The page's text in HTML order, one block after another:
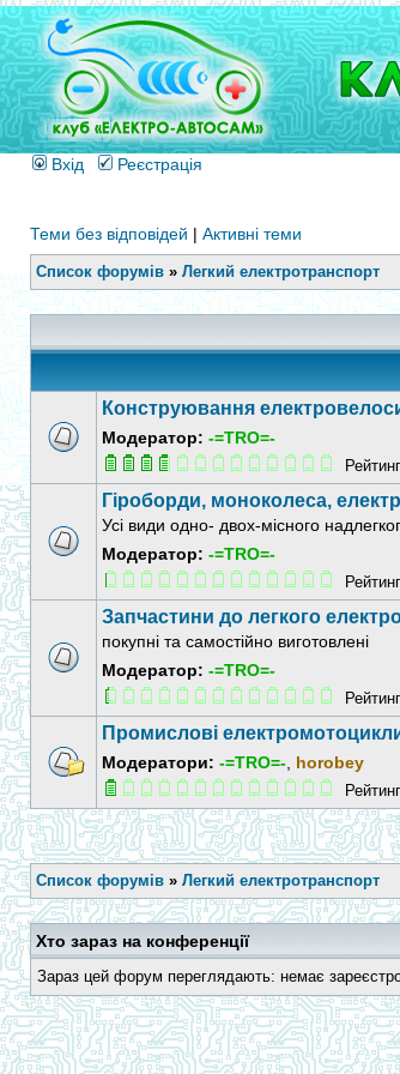
Вхід Реєстрація
Теми без відповідей | Активні теми
Список форумів » Легкий електротранспорт
Конструювання
Модератор: -=TRO=-
Гіроборди, моноколеса,
Усі види одно- двох-місного
Модератор: -=TRO=-
Запчастини до легкого
покупні та самостійно виготовлені
Модератор: -=TRO=-
Промислові
Модератори: -=TRO=- horobey
Список форумів » Легкий електротранспорт
Хто зараз на конференції
Зараз цей форум переглядають: немає